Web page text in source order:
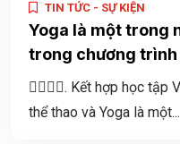
TIN TỨC - SỰ KIỆN
Yoga là một trong
trong chương trình
🧘‍♀️🧘‍♀️. Kết hợp học tập
thể thao và Yoga là một...